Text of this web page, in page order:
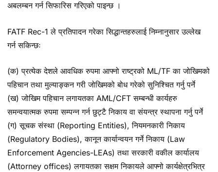
अबलम्बन गर्न सिफारिस गरिएको पाइन्छ ।
FATF Rec-1 ले प्रतिपादन गरेका सिद्धान्तहरुलाई निम्नानुसार उल्लेख
गर्न सकिन्छः
(क) प्रत्येक देशले आवधिक रुपमा आफ्नो राष्ट्रको ML/TF का जोखिमको
पहिचान तथा मुल्याङ्कन गरी जोखिमको बोध गरेको सुनिश्चित गर्नु पर्ने
(ख) जोखिम पहिचान लगायतका AML/CFT सम्बन्धी कार्यहरु
समन्वयात्मक रुपमा सम्पन्न गर्न छुट्टै निकाय वा संयन्त्र स्थापना गर्नु पर्ने
(ग) सूचक संस्था (Reporting Entities), नियमनकारी निकाय
(Regulatory Bodies), कानून कार्यान्वयन गर्ने निकाय (Law
Enforcement Agencies-LEAs) तथा सरकारी वकील कार्यालय
(Attorney offices) लगायतका सक्षम निकायले आफ्नो कार्यक्षेत्रभित्र